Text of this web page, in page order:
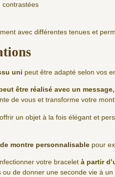
contrastées
avec différentes tenues et
uni peut être adapté selon vos
être réalisé avec un
de vous et transforme votre
un objet à la fois élégant et
montre personnalisable pour
votre braceletà partir
ou de donner une seconde vie à